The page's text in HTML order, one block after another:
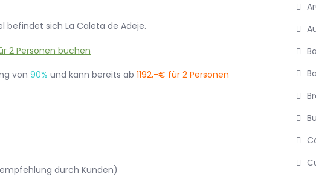
befindet sich La Caleta de Adeje.
von 90% und kann bereits ab 1192,-€ für 2 Personen
durch Kunden)